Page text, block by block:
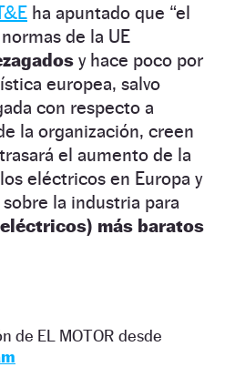
ha apuntado que “el
de la UE
y hace poco por
europea, salvo
con respecto a
la organización, creen
el aumento de la
eléctricos en Europa y
sobre la industria para
más baratos
de EL MOTOR desde